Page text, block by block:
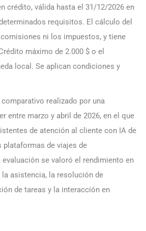
crédito, válida hasta el 31/12/2026 en
requisitos. El cálculo del
ni los impuestos, y tiene
máximo de 2.000 $ o el
local. Se aplican condiciones y
comparativo realizado por una
entre marzo y abril de 2026, en el que
de atención al cliente con IA de
plataformas de viajes de
evaluación se valoró el rendimiento en
asistencia, la resolución de
de tareas y la interacción en